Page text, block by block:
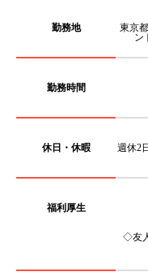
勤務地
東京
ン
勤務時間
休日・休暇 週休2
福利厚生
◇友